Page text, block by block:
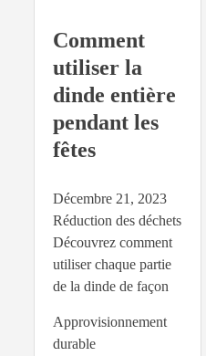
Comment
utiliser la
dinde entière
pendant les
fêtes
Décembre 21, 2023
Réduction des déchets
Découvrez comment
utiliser chaque partie
de la dinde de façon
Approvisionnement
durable